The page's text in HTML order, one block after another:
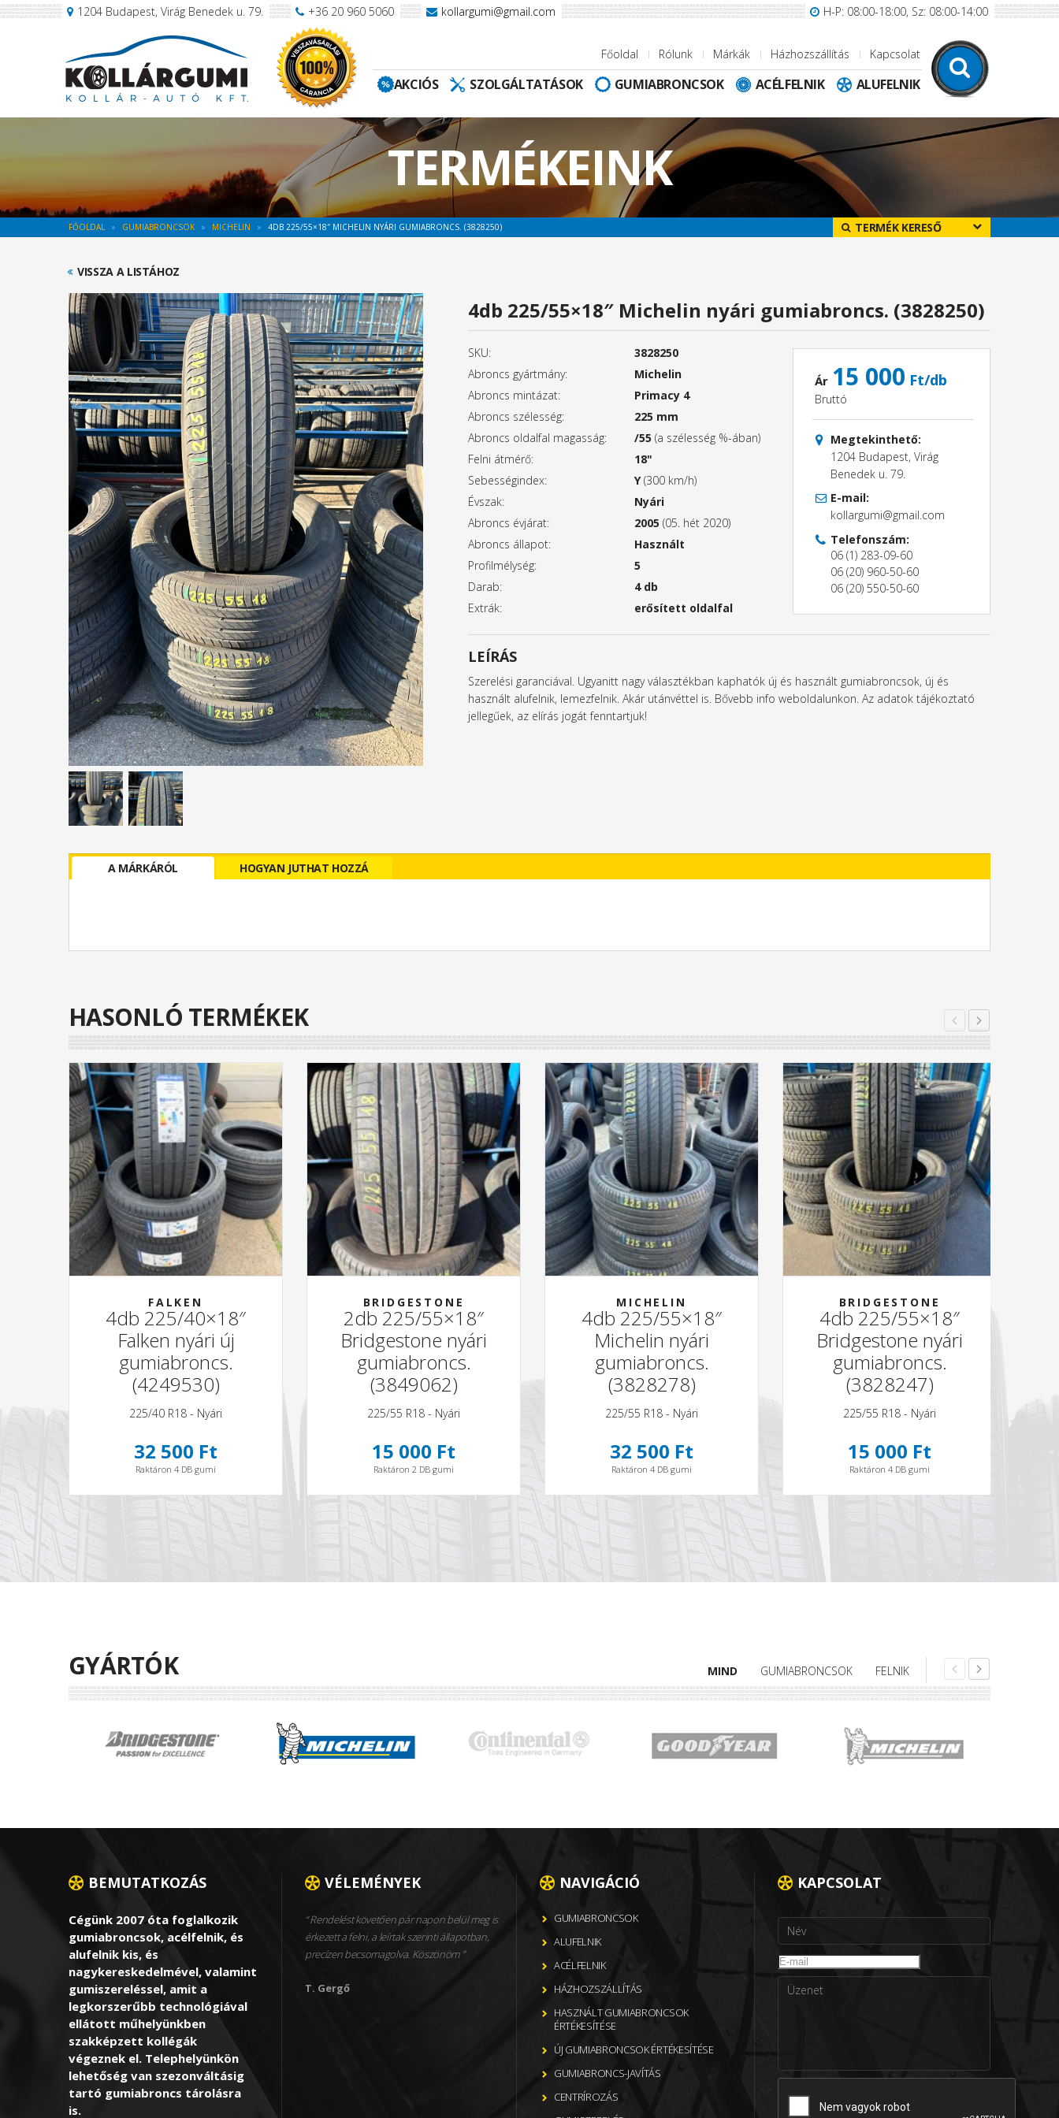
1204 Budapest, Virág Benedek u. 79. +36 20 960 5060 kollargumi@gmail.com H-P: 08:00-18:00, Sz: 08:00-14:00
Főoldal Rólunk Márkák Házhozszállítás Kapcsolat
AKCIÓS SZOLGÁLTATÁSOK GUMIABRONCSOK ACÉLFELNIK ALUFELNIK
TERMÉKEINK
FŐOLDAL GUMIABRONCSOK MICHELIN 4DB 225/55×18″ MICHELIN NYÁRI GUMIABRONCS. (3828250) TERMÉK KERESŐ
VISSZA A LISTÁHOZ
4db 225/55×18″ Michelin nyári gumiabroncs. (3828250)
SKU:
3828250
Abroncs gyártmány:
Michelin
Abroncs mintázat:
Primacy 4
Abroncs szélesség:
225 mm
Abroncs oldalfal magasság:
/55 (a szélesség %-ában)
Felni átmérő:
18"
Sebességindex:
Y(300 km/h)
Évszak:
Nyári
Abroncs évjárat:
2005 (05. hét 2020)
Abroncs állapot:
Használt
Profilmélység:
5
Darab:
4 db
Extrák:
erősített oldalfal
Ár 15 000 Ft/db
Bruttó
Megtekinthető:
1204 Budapest, Virág
Benedek u. 79.
E-mail:
kollargumi@gmail.com
Telefonszám:
06 (1) 283-09-60
06 (20) 960-50-60
06 (20) 550-50-60
LEÍRÁS
Szerelési garanciával. Ugyanitt nagy választékban kaphatók új és használt gumiabroncsok, új és
használt alufelnik, lemezfelnik. Akár utánvéttel is. Bővebb info weboldalunkon. Az adatok tájékoztató
jellegűek, az elírás jogát fenntartjuk!
A MÁRKÁRÓL HOGYAN JUTHAT HOZZÁ
HASONLÓ TERMÉKEK
FALKEN
4db 225/40×18″
Falken nyári új
gumiabroncs.
(4249530)
225/40 R18 - Nyári
32 500 Ft
Raktáron 4 DB gumi
BRIDGESTONE
2db 225/55×18″
Bridgestone nyári
gumiabroncs.
(3849062)
225/55 R18 - Nyári
15 000 Ft
Raktáron 2 DB gumi
MICHELIN
4db 225/55×18″
Michelin nyári
gumiabroncs.
(3828278)
225/55 R18 - Nyári
32 500 Ft
Raktáron 4 DB gumi
BRIDGESTONE
4db 225/55×18″
Bridgestone nyári
gumiabroncs.
(3828247)
225/55 R18 - Nyári
15 000 Ft
Raktáron 4 DB gumi
GYÁRTÓK MIND GUMIABRONCSOK FELNIK
BEMUTATKOZÁS
Cégünk 2007 óta foglalkozik
gumiabroncsok, acélfelnik, és
alufelnik kis, és
nagykereskedelmével, valamint
gumiszereléssel, amit a
legkorszerűbb technológiával
ellátott műhelyünkben
szakképzett kollégák
végeznek el. Telephelyünkön
lehetőség van szezonváltásig
tartó gumiabroncs tárolásra
is.
VÉLEMÉNYEK
Rendelést követően pár napon belül meg is
érkezett a felni, a leírtak szerinti állapotban,
precízen becsomagolva. Köszönöm
T. Gergő
NAVIGÁCIÓ
GUMIABRONCSOK
ALUFELNIK
ACÉLFELNIK
HÁZHOZSZÁLLÍTÁS
HASZNÁLT GUMIABRONCSOK
ÉRTÉKESÍTÉSE
ÚJ GUMIABRONCSOK ÉRTÉKESÍTÉSE
GUMIABRONCS-JAVÍTÁS
CENTRÍROZÁS
KAPCSOLAT